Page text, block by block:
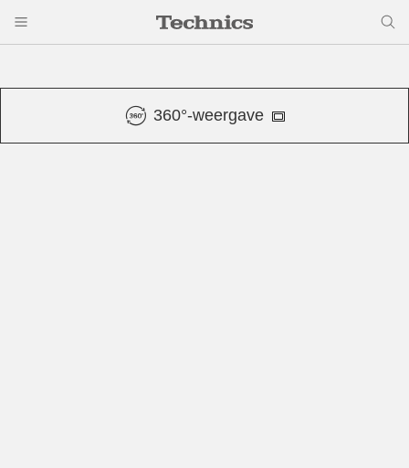
360°-weergave